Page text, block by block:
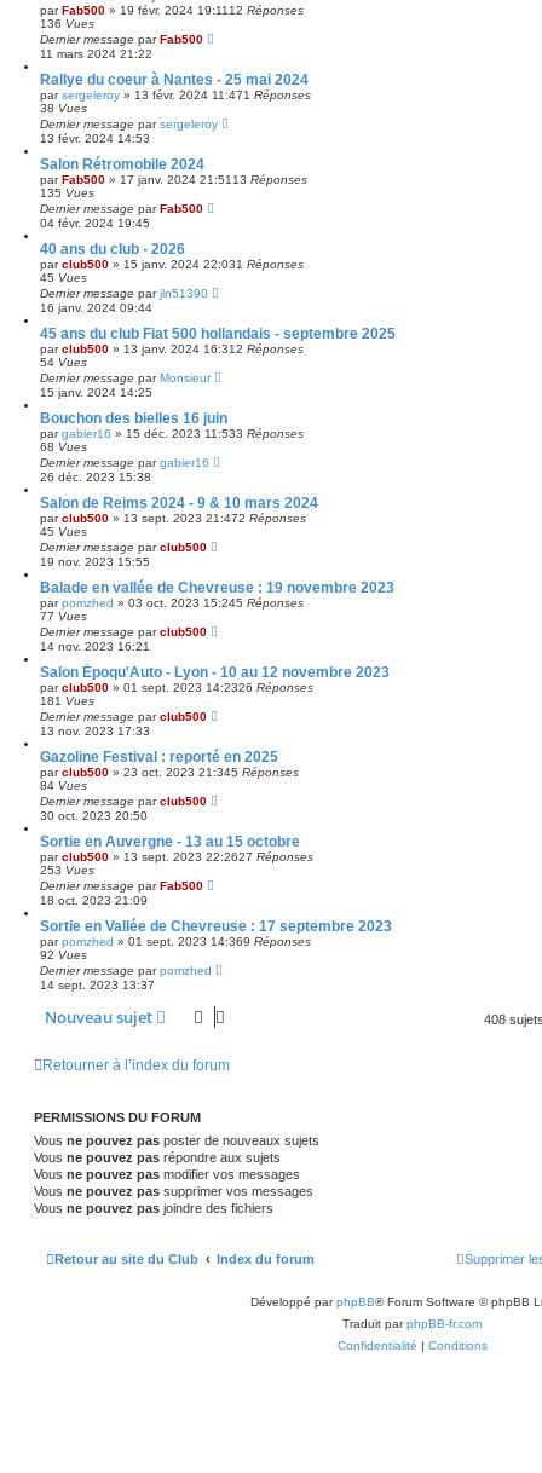
parFab500 » 19 févr. 2024 19:11 12 Réponses
136 Vues
Dernier message parFab500
11 mars 2024 21:22
Rallye du coeur à Nantes - 25 mai 2024
parsergeleroy » 13 févr. 2024 11:471 Réponses
38 Vues
Dernier message parsergeleroy
13 févr. 2024 14:53
Salon Rétromobile 2024
parFab500 » 17 janv. 2024 21:51 13 Réponses
135 Vues
Dernier message parFab500
04 févr. 2024 19:45
40 ans du club - 2026
parclub500 » 15 janv. 2024 22:031 Réponses
45 Vues
Dernier message parjln51390
16 janv. 2024 09:44
45 ans du club Fiat 500 hollandais - septembre 2025
parclub500 » 13 janv. 2024 16:312 Réponses
54 Vues
Dernier message parMonsieur
15 janv. 2024 14:25
Bouchon des bielles 16 juin
pargabier16 » 15 déc. 2023 11:533 Réponses
68 Vues
Dernier message pargabier16
26 déc. 2023 15:38
Salon de Reims 2024 - 9 & 10 mars 2024
parclub500 » 13 sept. 2023 21:472 Réponses
45 Vues
Dernier message parclub500
19 nov. 2023 15:55
Balade en vallée de Chevreuse : 19 novembre 2023
parpomzhed » 03 oct. 2023 15:245 Réponses
77 Vues
Dernier message parclub500
14 nov. 2023 16:21
Salon Époqu'Auto - Lyon - 10 au 12 novembre 2023
parclub500 » 01 sept. 2023 14:2326 Réponses
181 Vues
Dernier message parclub500
13 nov. 2023 17:33
Gazoline Festival : reporté en 2025
parclub500 » 23 oct. 2023 21:345 Réponses
84 Vues
Dernier message parclub500
30 oct. 2023 20:50
Sortie en Auvergne - 13 au 15 octobre
parclub500 » 13 sept. 2023 22:2627 Réponses
253 Vues
Dernier message parFab500
18 oct. 2023 21:09
Sortie en Vallée de Chevreuse : 17 septembre 2023
parpomzhed » 01 sept. 2023 14:369 Réponses
92 Vues
Dernier message parpomzhed
14 sept. 2023 13:37
Nouveau sujet 408
Retourner à l’index du forum
PERMISSIONS DU FORUM
Vous ne pouvez pas poster de nouveaux sujets
Vous ne pouvez pas répondre aux sujets
Vous ne pouvez pas modifier vos messages
Vous ne pouvez pas supprimer vos messages
Vous ne pouvez pas joindre des fichiers
Retour au site du Club Index du forum Supprimer
Développé parphpBB® Forum Software © phpBB
Traduit parphpBB-fr.com
Confidentialité | Conditions